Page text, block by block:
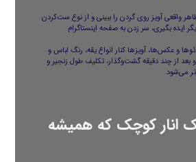
واقعی آویز روی گردن را ببینی و از نوع ست‌کردن
ایده بگیری، سر زدن به صفحه اینستاگرام
و عکس‌ها، آویزها کنار انواع یقه، رنگ لباس و
بعد از چند دقیقه گشت‌وگذار، تکلیف طول زنجیر و
می‌شود.
انار کوچک که همیشه